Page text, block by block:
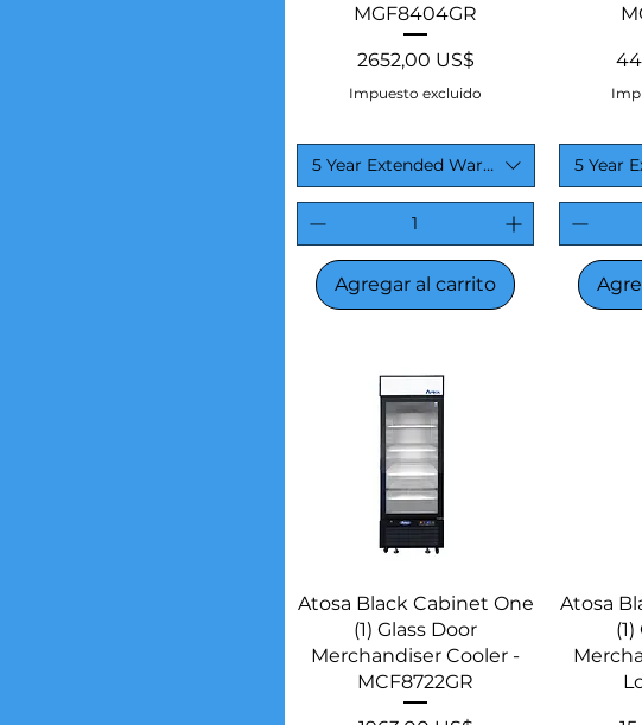
MGF8404GR
Precio
2652,00 US$
Impuesto excluido
5 Year Extended Warranty
Agregar al carrito
5 Year
Vista rápida
Atosa Black Cabinet One
(1) Glass Door
Merchandiser Cooler -
MCF8722GR
Atosa